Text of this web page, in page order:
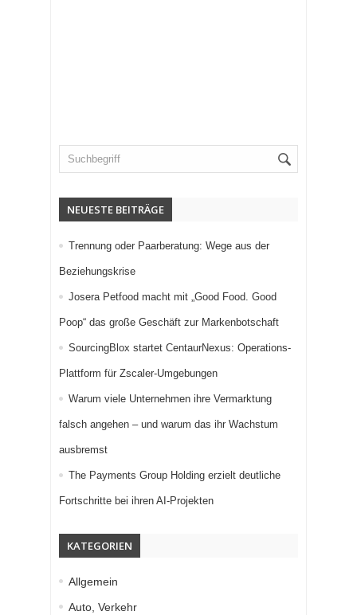
NEUESTE BEITRÄGE
Trennung oder Paarberatung: Wege aus der
Beziehungskrise
Josera Petfood macht mit „Good Food. Good
Poop“ das große Geschäft zur Markenbotschaft
SourcingBlox startet CentaurNexus: Operations-
Plattform für Zscaler-Umgebungen
Warum viele Unternehmen ihre Vermarktung
falsch angehen – und warum das ihr Wachstum
ausbremst
The Payments Group Holding erzielt deutliche
Fortschritte bei ihren AI-Projekten
KATEGORIEN
Allgemein
Auto, Verkehr